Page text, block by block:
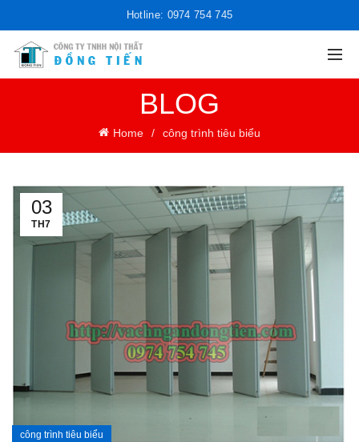
Hotline: 0974 754 745
BLOG
Home công trình tiêu biểu
03
TH7
công trình tiêu biểu